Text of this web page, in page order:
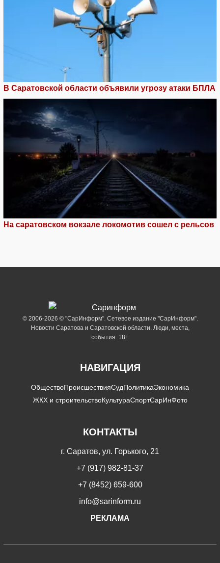
В Саратовской области объявили угрозу атаки БПЛА
На саратовском вокзале локомотив сошел с рельсов
© 2006-2026 © "СарИнформ". Сетевое издание "СарИнформ".
Новости Саратова и Саратовской области. Люди, места,
события. 18+
НАВИГАЦИЯ
ОбществоПроисшествияСудПолитикаЭкономика
ЖКХ и строительствоКультураСпортСарИнФото
КОНТАКТЫ
г. Саратов, ул. Горького, 21
+7 (917) 982-81-37
+7 (8452) 659-600
info@sarinform.ru
РЕКЛАМА